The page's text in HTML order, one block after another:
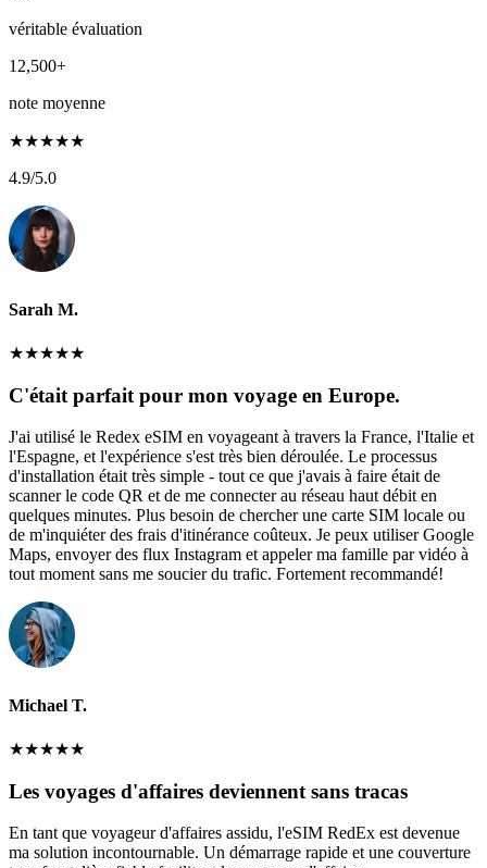
véritable évaluation
12,500+
note moyenne
★★★★★
4.9/5.0
Sarah M.
★★★★★
C'était parfait pour mon voyage en Europe.
J'ai utilisé le Redex eSIM en voyageant à travers la France, l'Italie et
l'Espagne, et l'expérience s'est très bien déroulée. Le processus
d'installation était très simple - tout ce que j'avais à faire était de
scanner le code QR et de me connecter au réseau haut débit en
quelques minutes. Plus besoin de chercher une carte SIM locale ou
de m'inquiéter des frais d'itinérance coûteux. Je peux utiliser Google
Maps, envoyer des flux Instagram et appeler ma famille par vidéo à
tout moment sans me soucier du trafic. Fortement recommandé!
Michael T.
★★★★★
Les voyages d'affaires deviennent sans tracas
En tant que voyageur d'affaires assidu, l'eSIM RedEx est devenue
ma solution incontournable. Un démarrage rapide et une couverture